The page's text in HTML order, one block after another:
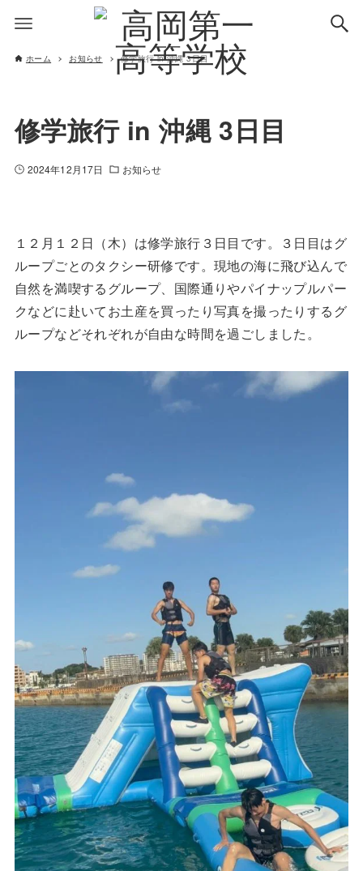
ホーム お知らせ 修学旅行 in 沖縄 3日目
修学旅行 in 沖縄 3日目
2024年12月17日 お知らせ
１２月１２日（木）は修学旅行３日目です。３日目はグ
ループごとのタクシー研修です。現地の海に飛び込んで
自然を満喫するグループ、国際通りやパイナップルパー
クなどに赴いてお土産を買ったり写真を撮ったりするグ
ループなどそれぞれが自由な時間を過ごしました。